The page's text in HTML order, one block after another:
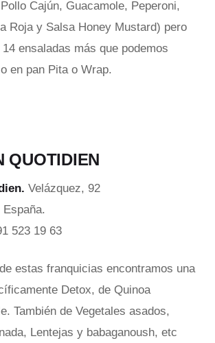
Cajún, Guacamole, Peperoni,
Roja y Salsa Honey Mustard) pero
ensaladas más que podemos
en pan Pita o Wrap.
QUOTIDIEN
Velázquez, 92
España.
523 19 63
estas franquicias encontramos una
Detox, de Quinoa
También de Vegetales asados,
Lentejas y babaganoush, etc